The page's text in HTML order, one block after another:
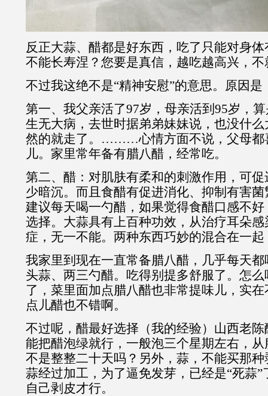
反正大蒜、醋都是好东西，吃了只能对身
不能长寿涅？您要是真信，越吃越高兴，
不过我这绝不是“精神安慰”的意思。原因是
第一、我父亲活了97岁，母亲活到95岁，
生无大病，去世时据弟弟妹妹说，也没什
然的就走了。………心情方面不说，父母都
儿。家里常年备有腊八醋，经常吃。
第二、醋：对肌肤有柔和的刺激作用，可
少暗沉。而且食醋有促进消化、抑制有害
建议每天喝一勺醋，如果觉得食醋口感不
选择。大蒜具有上百种功效，从治疗耳朵
症，无一不能。两种东西巧妙的混合在一
我家里到现在一直常备腊八醋，几乎每天
头蒜、两三勺醋。吃得别提多舒服了。怎
了，菜里面加点腊八醋也非常提味儿，实
点儿醋也不错啊。
不过呢，醋最好选择（我的经验）山西老
能把醋泡绿就行，一般泡三个星期左右，
不是整整二十天吗？另外，蒜，不能买那
蒜经过加工，为了逼免发芽，已经是“死蒜
自己剥皮才行。